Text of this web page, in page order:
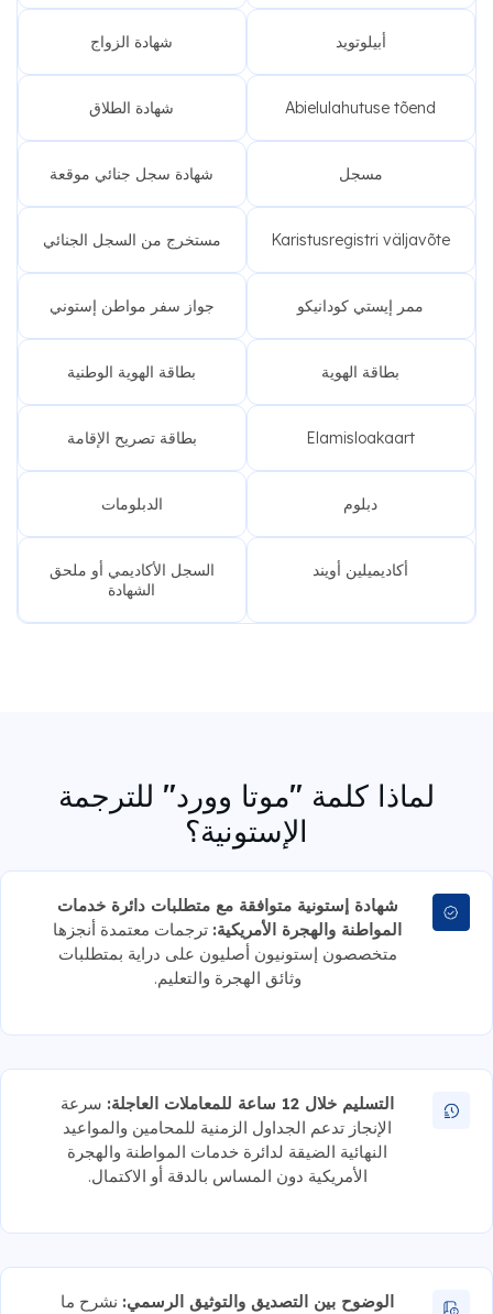
أبيلوتويد شهادة الزواج
Abielulahutuse tõend شهادة الطلاق
مسجل شهادة سجل جنائي موقعة
Karistusregistri väljavõte مستخرج من السجل الجنائي
ممر إيستي كودانيكو جواز سفر مواطن إستوني
بطاقة الهوية بطاقة الهوية الوطنية
Elamisloakaart بطاقة تصريح الإقامة
دبلوم الدبلومات
أكاديميلين أويند
السجل الأكاديمي أو ملحق
الشهادة
لماذا كلمة "موتا وورد" للترجمة
الإستونية؟
شهادة إستونية متوافقة مع متطلبات دائرة خدمات
المواطنة والهجرة الأمريكية:ترجمات معتمدة أنجزها
متخصصون إستونيون أصليون على دراية بمتطلبات
وثائق الهجرة والتعليم.
التسليم خلال 12 ساعة للمعاملات العاجلة:
سرعة
الإنجاز تدعم الجداول الزمنية للمحامين والمواعيد
النهائية الضيقة لدائرة خدمات المواطنة والهجرة
الأمريكية دون المساس بالدقة أو الاكتمال.
الوضوح بين التصديق والتوثيق الرسمي:نشرح ما